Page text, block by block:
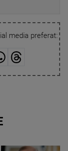
media preferat: